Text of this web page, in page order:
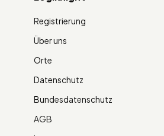
Registrierung
Über uns
Orte
Datenschutz
Bundesdatenschutz
AGB